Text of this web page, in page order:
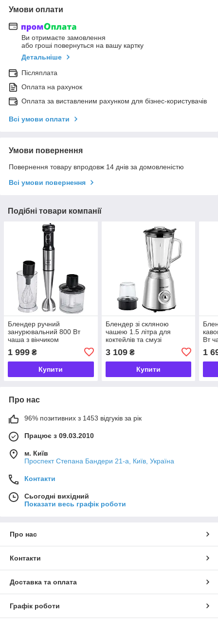
Умови оплати
Ви отримаєте замовлення
або гроші повернуться на вашу картку
Детальніше
Післяплата
Оплата на рахунок
Оплата за виставленим рахунком для бізнес-користувачів
Всі умови оплати
Умови повернення
Повернення товару впродовж 14 днів за домовленістю
Всі умови повернення
Подібні товари компанії
Блендер ручний
занурювальний 800 Вт
чаша з вінчиком
Sokany SK-768-4
1 999 ₴
Купити
Блендер зі скляною
чашею 1.5 літра для
коктейлів та смузі
швидкості 800 Вт Sokany
SK186SS
3 109₴
Купити
Вт
1
Про нас
96% позитивних з 1453 відгуків за рік
Працює з 09.03.2010
м. Київ
Проспект Степана Бандери 21-а, Київ, Україна
Контакти
Сьогодні вихідний
Показати весь графік роботи
Про нас
Контакти
Доставка та оплата
Графік роботи